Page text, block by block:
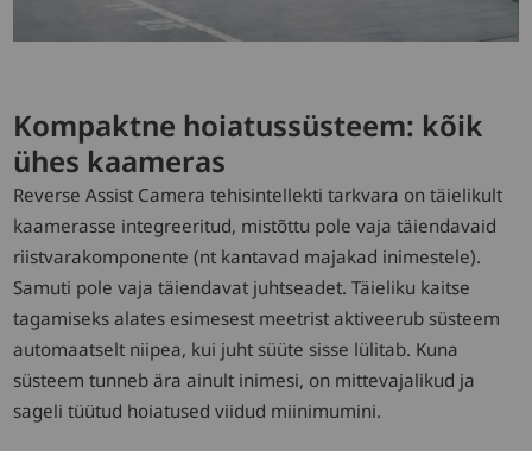
Kompaktne hoiatussüsteem: kõik
ühes kaameras
Reverse Assist Camera tehisintellekti tarkvara on täielikult
kaamerasse integreeritud, mistõttu pole vaja täiendavaid
riistvarakomponente (nt kantavad majakad inimestele).
Samuti pole vaja täiendavat juhtseadet. Täieliku kaitse
tagamiseks alates esimesest meetrist aktiveerub süsteem
automaatselt niipea, kui juht süüte sisse lülitab. Kuna
süsteem tunneb ära ainult inimesi, on mittevajalikud ja
sageli tüütud hoiatused viidud miinimumini.